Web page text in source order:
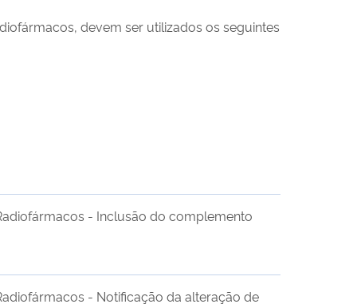
macos, devem ser utilizados os seguintes
- Inclusão do complemento
- Notificação da alteração de